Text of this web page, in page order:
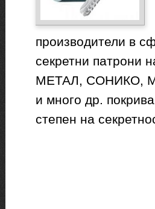
производители в
секретни патрони
МЕТАЛ, СОНИКО,
и много др.
степен на